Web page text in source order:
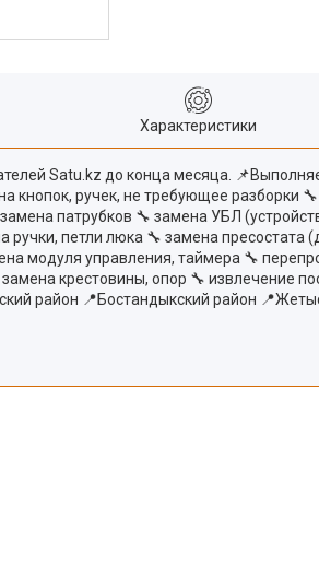
Характеристики
Satu.kz до конца месяца.
кнопок, ручек, не требующее разборки
патрубков 🔧 замена УБЛ
петли люка 🔧 замена
модуля управления, таймера 🔧
крестовины, опор 🔧
район 📍Бостандыкский район